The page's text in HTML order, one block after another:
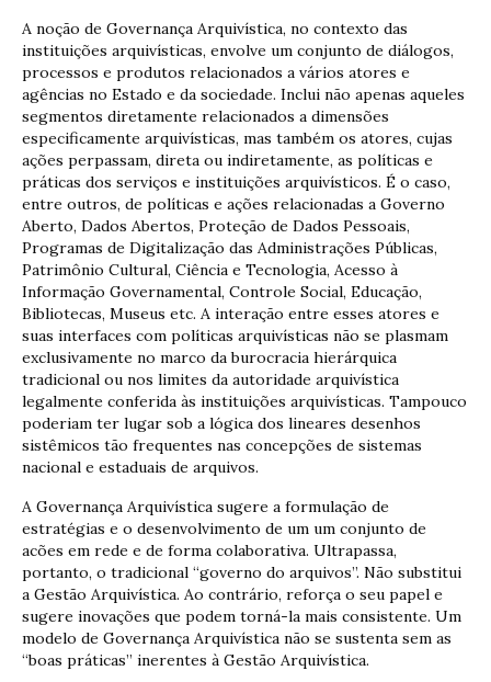
A noção de Governança Arquivística, no contexto das
instituições arquivísticas, envolve um conjunto de diálogos,
processos e produtos relacionados a vários atores e
agências no Estado e da sociedade. Inclui não apenas aqueles
segmentos diretamente relacionados a dimensões
especificamente arquivísticas, mas também os atores, cujas
ações perpassam, direta ou indiretamente, as políticas e
práticas dos serviços e instituições arquivísticos. É o caso,
entre outros, de políticas e ações relacionadas a Governo
Aberto, Dados Abertos, Proteção de Dados Pessoais,
Programas de Digitalização das Administrações Públicas,
Patrimônio Cultural, Ciência e Tecnologia, Acesso à
Informação Governamental, Controle Social, Educação,
Bibliotecas, Museus etc. A interação entre esses atores e
suas interfaces com políticas arquivísticas não se plasmam
exclusivamente no marco da burocracia hierárquica
tradicional ou nos limites da autoridade arquivística
legalmente conferida às instituições arquivísticas. Tampouco
poderiam ter lugar sob a lógica dos lineares desenhos
sistêmicos tão frequentes nas concepções de sistemas
nacional e estaduais de arquivos.
A Governança Arquivística sugere a formulação de
estratégias e o desenvolvimento de um um conjunto de
acões em rede e de forma colaborativa. Ultrapassa,
portanto, o tradicional “governo do arquivos”. Não substitui
a Gestão Arquivística. Ao contrário, reforça o seu papel e
sugere inovações que podem torná-la mais consistente. Um
modelo de Governança Arquivística não se sustenta sem as
“boas práticas” inerentes à Gestão Arquivística.